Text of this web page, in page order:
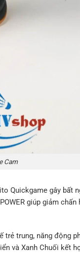
Cam
Quickgame gây bất
giúp giảm
trung, năng động
và Xanh Chuối kết